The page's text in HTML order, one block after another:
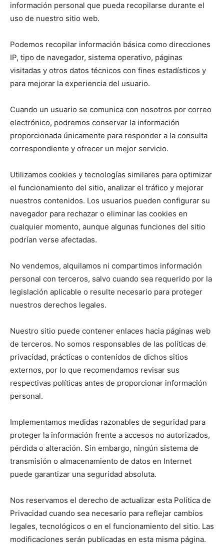
información personal que pueda recopilarse durante el
uso de nuestro sitio web.
Podemos recopilar información básica como direcciones
IP, tipo de navegador, sistema operativo, páginas
visitadas y otros datos técnicos con fines estadísticos y
para mejorar la experiencia del usuario.
Cuando un usuario se comunica con nosotros por correo
electrónico, podremos conservar la información
proporcionada únicamente para responder a la consulta
correspondiente y ofrecer un mejor servicio.
Utilizamos cookies y tecnologías similares para optimizar
el funcionamiento del sitio, analizar el tráfico y mejorar
nuestros contenidos. Los usuarios pueden configurar su
navegador para rechazar o eliminar las cookies en
cualquier momento, aunque algunas funciones del sitio
podrían verse afectadas.
No vendemos, alquilamos ni compartimos información
personal con terceros, salvo cuando sea requerido por la
legislación aplicable o resulte necesario para proteger
nuestros derechos legales.
Nuestro sitio puede contener enlaces hacia páginas web
de terceros. No somos responsables de las políticas de
privacidad, prácticas o contenidos de dichos sitios
externos, por lo que recomendamos revisar sus
respectivas políticas antes de proporcionar información
personal.
Implementamos medidas razonables de seguridad para
proteger la información frente a accesos no autorizados,
pérdida o alteración. Sin embargo, ningún sistema de
transmisión o almacenamiento de datos en Internet
puede garantizar una seguridad absoluta.
Nos reservamos el derecho de actualizar esta Política de
Privacidad cuando sea necesario para reflejar cambios
legales, tecnológicos o en el funcionamiento del sitio. Las
modificaciones serán publicadas en esta misma página.